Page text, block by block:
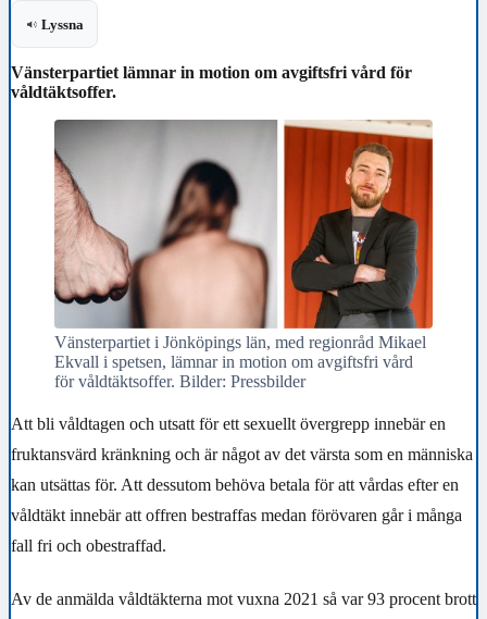
Lyssna
Vänsterpartiet lämnar in motion om avgiftsfri vård för
våldtäktsoffer.
Vänsterpartiet i Jönköpings län, med regionråd Mikael
Ekvall i spetsen, lämnar in motion om avgiftsfri vård
för våldtäktsoffer. Bilder: Pressbilder
Att bli våldtagen och utsatt för ett sexuellt övergrepp innebär en
fruktansvärd kränkning och är något av det värsta som en människa
kan utsättas för. Att dessutom behöva betala för att vårdas efter en
våldtäkt innebär att offren bestraffas medan förövaren går i många
fall fri och obestraffad.
Av de anmälda våldtäkterna mot vuxna 2021 så var 93 procent brott